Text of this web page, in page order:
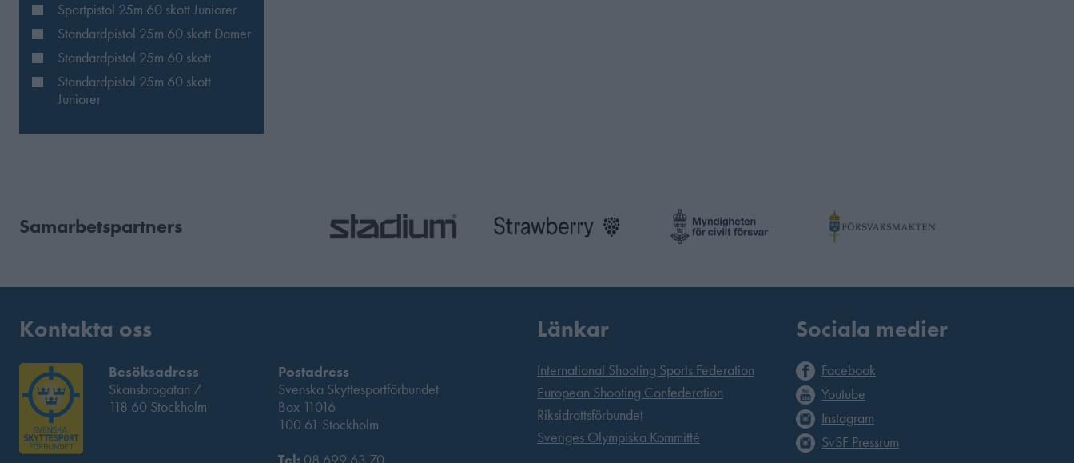
Sportpistol 25m 60 skott Juniorer
Standardpistol 25m 60 skott Damer
Standardpistol 25m 60 skott
Standardpistol 25m 60 skott
Juniorer
Samarbetspartners
Kontakta oss
Besöksadress
Skansbrogatan 7
118 60 Stockholm
Postadress
Svenska Skyttesportförbundet
Box 11016
100 61 Stockholm
Länkar
International Shooting Sports Federation
European Shooting Confederation
Riksidrottsförbundet
Sveriges Olympiska Kommitté
Sociala medier
Facebook
Youtube
Instagram
SvSF Pressrum